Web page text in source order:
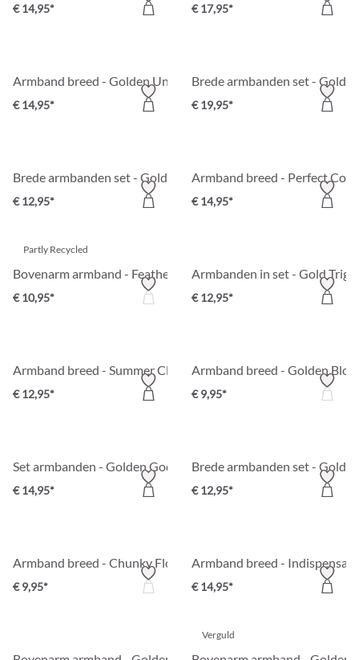
€ 14,95* € 17,95*
Armband breed - Golden Unity
€ 14,95*
Brede armbanden set -
€ 19,95*
Brede armbanden set - Golden Essentials
€ 12,95*
Armband breed - Perfect
€ 14,95*
Partly Recycled
Bovenarm armband - Feather Bold
€ 10,95*
Armbanden in set - Gold
€ 12,95*
Armband breed - Summer Classic
€ 12,95*
Armband breed - Golden
€ 9,95*
Set armbanden - Golden Goddess
€ 14,95*
Brede armbanden set -
€ 12,95*
Armband breed - Chunky Flower
€ 9,95*
Armband breed -
€ 14,95*
Verguld